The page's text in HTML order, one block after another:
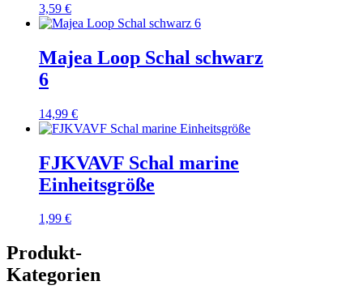
3,59 €
Majea Loop Schal schwarz
6
14,99 €
FJKVAVF Schal marine
Einheitsgröße
1,99 €
Produkt-
Kategorien